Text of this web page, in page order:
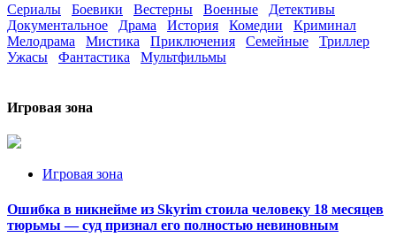
Сериалы Боевики Вестерны Военные
Детективы
Документальное
Драма История Комедии
Криминал
Мелодрама
Мистика Приключения Семейные
Триллер
Ужасы
Фантастика Мультфильмы
Игровая зона
Игровая зона
Ошибка в никнейме из Skyrim стоила человеку 18 месяцев
тюрьмы — суд признал его полностью невиновным